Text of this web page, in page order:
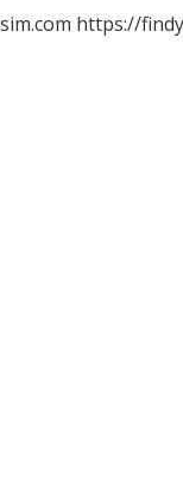
https://